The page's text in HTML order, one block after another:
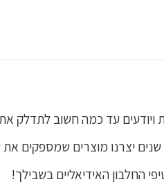
החלבון האידיאליים בשבילך!